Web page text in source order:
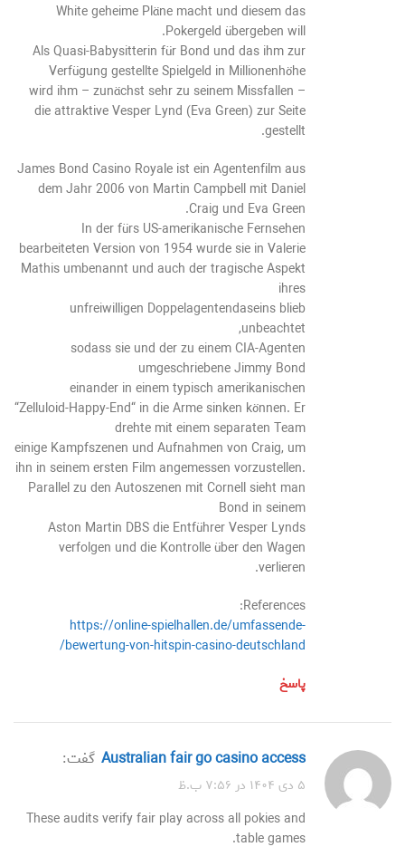
White geheime Pläne macht und diesem das
Pokergeld übergeben will.
Als Quasi-Babysitterin für Bond und das ihm zur
Verfügung gestellte Spielgeld in Millionenhöhe
wird ihm – zunächst sehr zu seinem Missfallen –
die attraktive Vesper Lynd (Eva Green) zur Seite
gestellt.
James Bond Casino Royale ist ein Agentenfilm aus
dem Jahr 2006 von Martin Campbell mit Daniel
Craig und Eva Green.
In der fürs US-amerikanische Fernsehen
bearbeiteten Version von 1954 wurde sie in Valerie
Mathis umbenannt und auch der tragische Aspekt
ihres
unfreiwilligen Doppelagentendaseins blieb
unbeachtet,
sodass sie und der zu einem CIA-Agenten
umgeschriebene Jimmy Bond
einander in einem typisch amerikanischen
“Zelluloid-Happy-End“ in die Arme sinken können. Er
drehte mit einem separaten Team
einige Kampfszenen und Aufnahmen von Craig, um
ihn in seinem ersten Film angemessen vorzustellen.
Parallel zu den Autoszenen mit Cornell sieht man
Bond in seinem
Aston Martin DBS die Entführer Vesper Lynds
verfolgen und die Kontrolle über den Wagen
verlieren.
References:
https://online-spielhallen.de/umfassende-
bewertung-von-hitspin-casino-deutschland/
پاسخ
australian fair go casino access گفت:
۵ دی ۱۴۰۴ در ۷:۵۶ ب.ظ
These audits verify fair play across all pokies and
table games.